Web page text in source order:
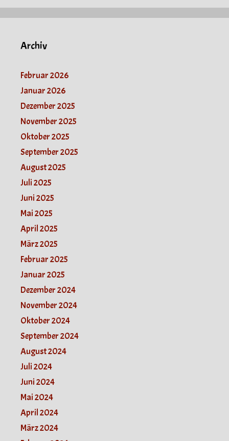
Archiv
Februar 2026
Januar 2026
Dezember 2025
November 2025
Oktober 2025
September 2025
August 2025
Juli 2025
Juni 2025
Mai 2025
April 2025
März 2025
Februar 2025
Januar 2025
Dezember 2024
November 2024
Oktober 2024
September 2024
August 2024
Juli 2024
Juni 2024
Mai 2024
April 2024
März 2024